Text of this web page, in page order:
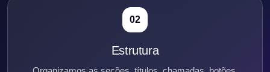
02
Estrutura